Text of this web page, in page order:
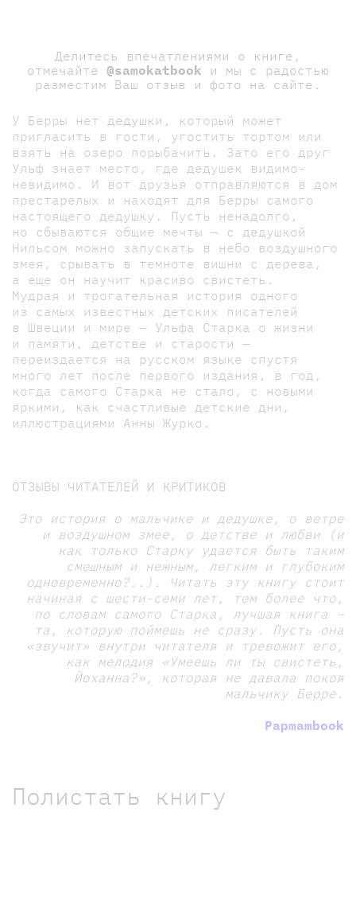
Делитесь впечатлениями о книге,
отмечайте @samokatbook и мы с радостью
разместим Ваш отзыв и фото на сайте.
У Берры нет дедушки, который может
пригласить в гости, угостить тортом или
взять на озеро порыбачить. Зато его друг
Ульф знает место, где дедушек видимо-
невидимо. И вот друзья отправляются в дом
престарелых и находят для Берры самого
настоящего дедушку. Пусть ненадолго,
но сбываются общие мечты — с дедушкой
Нильсом можно запускать в небо воздушного
змея, срывать в темноте вишни с дерева,
а еще он научит красиво свистеть.
Мудрая и трогательная история одного
из самых известных детских писателей
в Швеции и мире — Ульфа Старка о жизни
и памяти, детстве и старости —
переиздается на русском языке спустя
много лет после первого издания, в год,
когда самого Старка не стало, с новыми
яркими, как счастливые детские дни,
иллюстрациями Анны Журко.
ОТЗЫВЫ ЧИТАТЕЛЕЙ И КРИТИКОВ
Это история о мальчике и дедушке, о ветре
и воздушном змее, о детстве и любви (и
как только Старку удается быть таким
смешным и нежным, легким и глубоким
одновременно?..). Читать эту книгу стоит
начиная с шести-семи лет, тем более что,
по словам самого Старка, лучшая книга –
та, которую поймешь не сразу. Пусть она
«звучит» внутри читателя и тревожит его,
как мелодия «Умеешь ли ты свистеть,
Йоханна?», которая не давала покоя
мальчику Берре.
Papmambook
Полистать книгу